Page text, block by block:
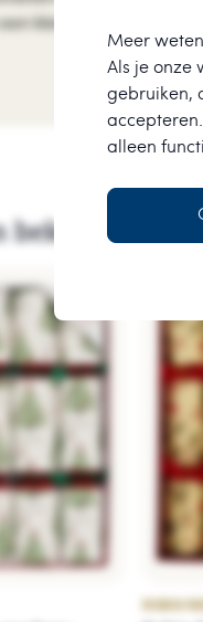
Meer
Als je onze
gebruiken,
alleen
klein cadeautje.
ook